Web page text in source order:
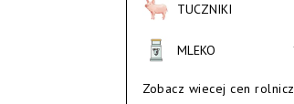
TUCZNIKI
MLEKO
Zobacz wiecej cen